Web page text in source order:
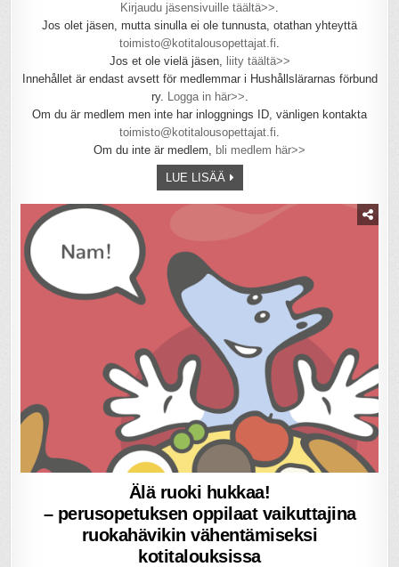
Kirjaudu jäsensivuille täältä>>.
Jos olet jäsen, mutta sinulla ei ole tunnusta, otathan yhteyttä
toimisto@kotitalousopettajat.fi.
Jos et ole vielä jäsen, liity täältä>>
Innehållet är endast avsett för medlemmar i Hushållslärarnas förbund
ry. Logga in här>>.
Om du är medlem men inte har inloggnings ID, vänligen kontakta
toimisto@kotitalousopettajat.fi.
Om du inte är medlem, bli medlem här>>
LUE LISÄÄ
Älä ruoki hukkaa!
– perusopetuksen oppilaat vaikuttajina
ruokahävikin vähentämiseksi
kotitalouksissa